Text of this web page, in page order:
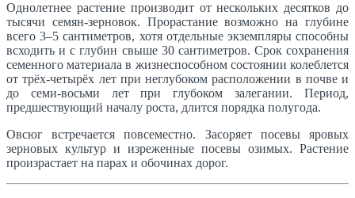
Однолетнее растение производит от нескольких десятков до
тысячи семян-зерновок. Прорастание возможно на глубине
всего 3–5 сантиметров, хотя отдельные экземпляры способны
всходить и с глубин свыше 30 сантиметров. Срок сохранения
семенного материала в жизнеспособном состоянии колеблется
от трёх-четырёх лет при неглубоком расположении в почве и
до семи-восьми лет при глубоком залегании. Период,
предшествующий началу роста, длится порядка полугода.
Овсюг встречается повсеместно. Засоряет посевы яровых
зерновых культур и изреженные посевы озимых. Растение
произрастает на парах и обочинах дорог.